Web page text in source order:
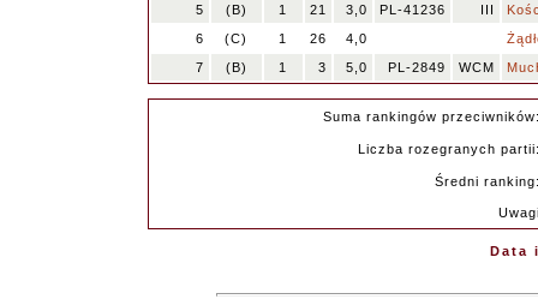
5
(B) 1 21 3,0 PL-41236 III
6
(C) 1 26 4,0
7
(B) 1 3 5,0 PL-2849 WCM
Suma rankingów
Liczba rozegranych
Średni
Data